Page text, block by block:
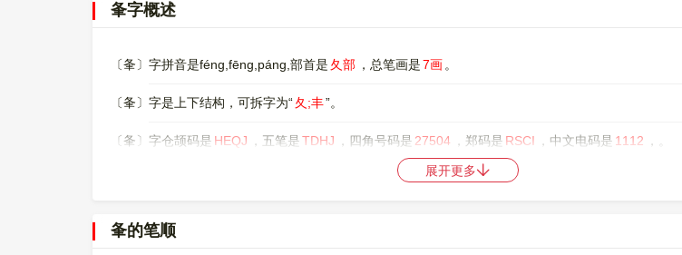
夆字概述
〔夆〕字拼音是féng,fēng,páng,部首是 夂部 ，总笔画是7画 。
〔夆〕字是上下结构，可拆字为“夂;丰”。
〔夆〕字仓颉码是 HEQJ ，五笔是TDHJ ，四角号码是 27504 ，郑码是 RSCI ，中文电码是 1112 ，。
，位于UNICODE的中日韩统一表意文字 (基本汉字)
〔夆〕字的异体字是
展开更多
夆的笔顺